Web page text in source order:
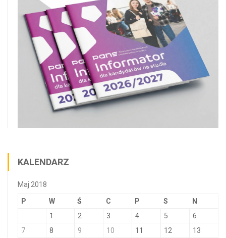
KALENDARZ
Maj 2018
P W Ś C P S N
1 2 3 4 5
6
7
8 9 10 11 12
13